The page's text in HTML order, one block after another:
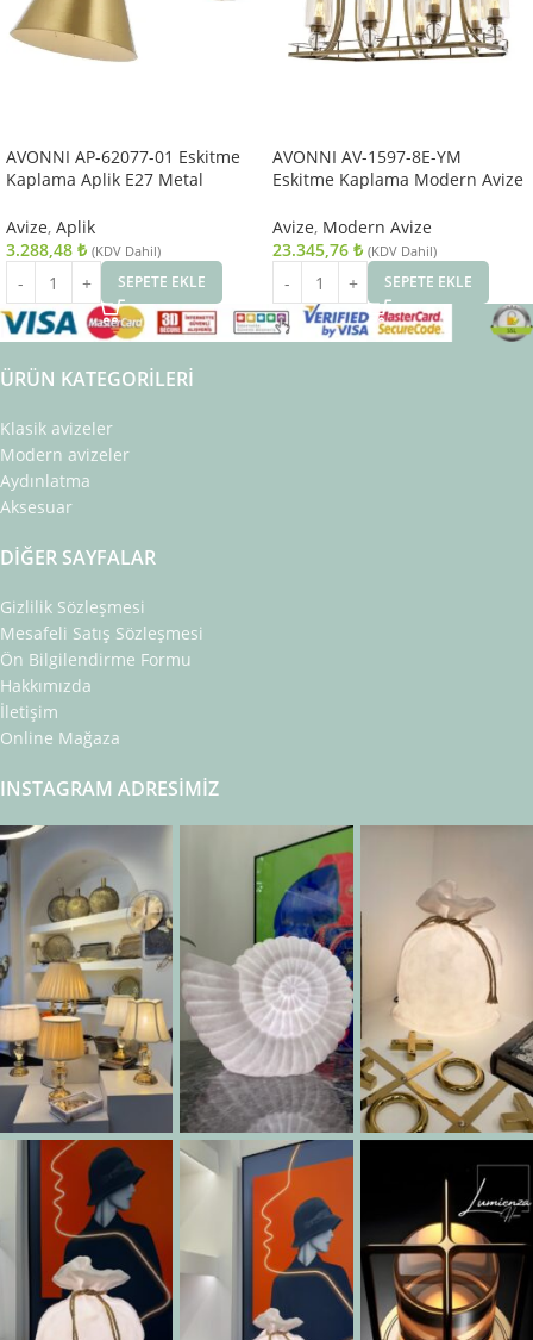
AVONNI AP-62077-01 Eskitme
Kaplama Aplik E27 Metal
Avize, Aplik
3.288,48 ₺ (KDV Dahil)
SEPETE EKLE
AVONNI AV-1597-8E-YM
Eskitme Kaplama Modern Avize
Avize, Modern Avize
23.345,76 ₺ (KDV Dahil)
SEPETE EKLE
ÜRÜN KATEGORILERI
Klasik avizeler
Modern avizeler
Aydınlatma
Aksesuar
DIĞER SAYFALAR
Gizlilik Sözleşmesi
Mesafeli Satış Sözleşmesi
Ön Bilgilendirme Formu
Hakkımızda
İletişim
Online Mağaza
INSTAGRAM ADRESIMIZ